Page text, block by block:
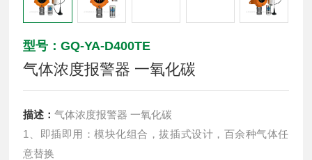
型号：GQ-YA-D400TE
气体浓度报警器 一氧化碳
描述：气体浓度报警器 一氧化碳
1、即插即用：模块化组合，拔插式设计，百余种气体任
意替换